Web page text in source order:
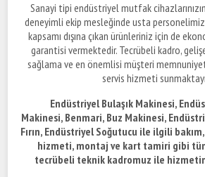
Sanayi tipi endüstriyel mutfak
deneyimli ekip mesleğinde usta
kapsamı dışına çıkan ürünleriniz için de
garantisi vermektedir. Tecrübeli kadro,
sağlama ve en önemlisi müşteri
servis hizmeti
Endüstriyel Bulaşık Makinesi,
Makinesi, Benmari, Buz Makinesi,
Fırın, Endüstriyel Soğutucu ile ilgili
hizmeti, montaj ve kart tamiri gibi
tecrübeli teknik kadromuz ile